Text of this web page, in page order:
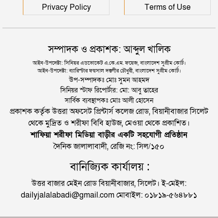
Privacy Policy Terms of Use
সম্পাদক ও প্রকাশক: আব্দুল খালিক
আইন-উপদেষ্টা: সিনিয়র এডভোকেট এ.কে.এম. ফয়েজ, বাংলাদেশ সুপ্রীম কোর্ট।
আইন-উপদেষ্টা: ব্যারিস্টার ফয়সাল দস্তগীর চৌধুরী, বাংলাদেশ সুপ্রীম কোর্ট।
উপ-সম্পাদকঃ মোঃ সুমন আহমদ
সিনিয়র স্টাফ রিপোর্টার: মো: আবু তাহের
সার্বিক ব্যবস্থাপকঃ মোঃ আলী হোসেন
প্রকাশক কর্তৃক উত্তরা অফসেট প্রিন্টার্স কলেজ রোড, বিয়ানীবাজার সিলেট
থেকে মুদ্রিত ও শরীফা বিবি হাউজ, মেওয়া থেকে প্রকাশিত।
শাফিয়া শরীফা মিডিয়া বাড়ীর একটি সহযোগী প্রতিষ্ঠান
দৈনিক জালালাবাদী, রেজি নং: সিল/১৫০
বানিজ্যিক কার্যালয় :
উত্তর বাজার মেইন রোড বিয়ানীবাজার, সিলেট। ই-মেইল:
dailyjalalabadi@gmail.com মোবাইল: ০১৮১৯-৫৬৪৮৮১